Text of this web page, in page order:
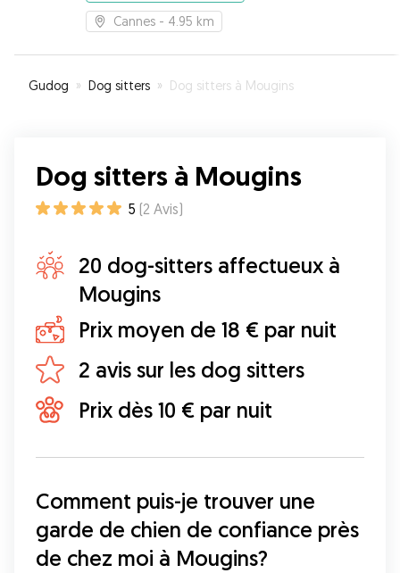
Cannes - 4.95 km
Gudog » Dog sitters » Dog sitters à Mougins
Dog sitters à Mougins
5 (2 Avis)
20 dog-sitters affectueux à
Mougins
Prix moyen de 18 € par nuit
2 avis sur les dog sitters
Prix dès 10 € par nuit
Comment puis-je trouver une
garde de chien de confiance près
de chez moi à Mougins?